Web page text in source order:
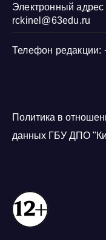
Электронный
rckinel@63edu.ru
Телефон редакции:
Политика в
данных ГБУ ДПО